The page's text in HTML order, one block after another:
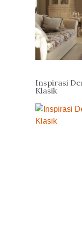
Inspirasi
Klasik